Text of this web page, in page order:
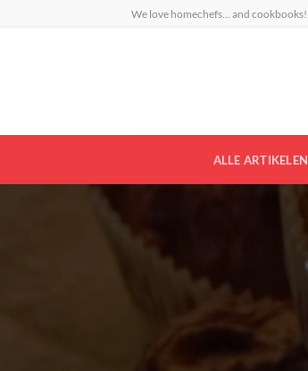
We love homechefs... and cookbooks!
ALLE ARTIKELEN